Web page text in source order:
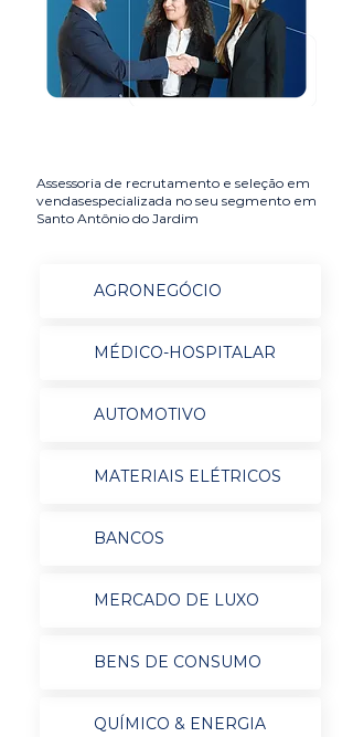
Assessoria de recrutamento e seleção em
vendasespecializada no seu segmento em
Santo Antônio do Jardim
AGRONEGÓCIO
MÉDICO-HOSPITALAR
AUTOMOTIVO
MATERIAIS ELÉTRICOS
BANCOS
MERCADO DE LUXO
BENS DE CONSUMO
QUÍMICO & ENERGIA